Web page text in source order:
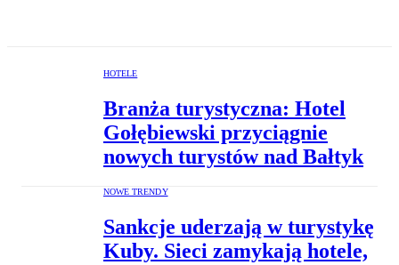
HOTELE
Branża turystyczna: Hotel
Gołębiewski przyciągnie
nowych turystów nad Bałtyk
NOWE TRENDY
Sankcje uderzają w turystykę
Kuby. Sieci zamykają hotele,